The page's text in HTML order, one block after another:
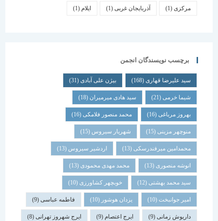
(1) آذربایجان غربی(1) ایلام
برچسب نویسندگان انجمن
سید علیرضا قهاری(168) بیژن علی آبادی(31)
شیما خرمی(21) سید هادی میرمیران(18)
بهروز مرباغی (16) محمد منصور فلامکی (16)
منوچهر مزینی(15) شهریار سیروس(15)
محمدامین میرفندرسکی(13) اردشیر سیروس(13)
انوشه منصوری(13) محمد مهدی محمودی(13)
سید محمد بهشتی(12) خوبچهر کشاورزی(10)
امیر جوانبخت(10) یزدان هوشور(10) فاطمه عباسی(9)
داریوش زمانی(9) ایرج اعتصام(9) ایرج شهروز تهرانی(8)